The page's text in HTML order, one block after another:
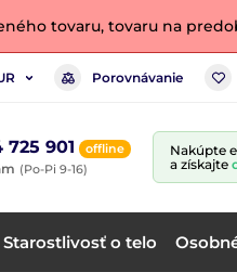
tovaru, tovaru na
Porovnávanie
725 901 offline
(Po-Pi 9-16)
Nakúpte
a získajte
Starostlivosť o telo